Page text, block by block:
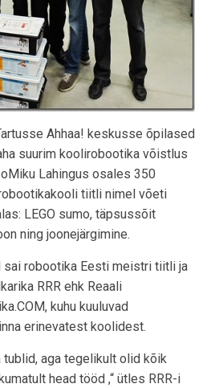
Ahhaa! keskusse õpilased
suurim koolirobootika võistlus
Lahingus osales 350
tiitli nimel võeti
LEGO sumo, täpsussõit
ning joonejärgimine.
sai robootika Eesti meistri tiitli ja
RRR ehk Reaali
kuhu kuuluvad
erinevatest koolidest.
aga tegelikult olid kõik
head tööd ,“ ütles RRR-i